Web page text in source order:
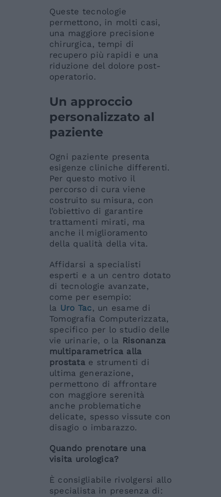
Queste tecnologie
permettono, in molti casi,
una maggiore precisione
chirurgica, tempi di
recupero più rapidi e una
riduzione del dolore post-
operatorio.
Un approccio
personalizzato al
paziente
Ogni paziente presenta
esigenze cliniche differenti.
Per questo motivo il
percorso di cura viene
costruito su misura, con
l’obiettivo di garantire
trattamenti mirati, ma
anche il miglioramento
della qualità della vita.
Affidarsi a specialisti
esperti e a un centro dotato
di tecnologie avanzate,
come per esempio:
la Uro Tac, un esame di
Tomografia Computerizzata,
specifico per lo studio delle
vie urinarie, o la Risonanza
multiparametrica alla
prostata e strumenti di
ultima generazione,
permettono di affrontare
con maggiore serenità
anche problematiche
delicate, spesso vissute con
disagio o imbarazzo.
Quando prenotare una
visita urologica?
È consigliabile rivolgersi allo
specialista in presenza di: